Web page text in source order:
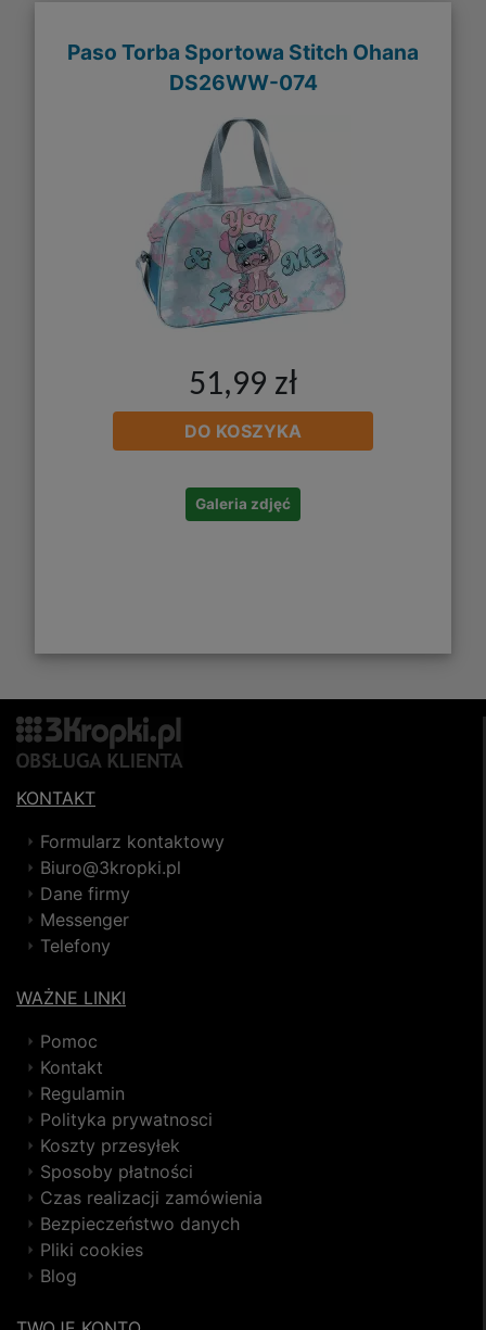
Paso Torba Sportowa Stitch Ohana
DS26WW-074
51,99 zł
DO KOSZYKA
Galeria zdjęć
KONTAKT
Formularz kontaktowy
Biuro@3kropki.pl
Dane firmy
Messenger
Telefony
WAŻNE LINKI
Pomoc
Kontakt
Regulamin
Polityka prywatnosci
Koszty przesyłek
Sposoby płatności
Czas realizacji zamówienia
Bezpieczeństwo danych
Pliki cookies
Blog